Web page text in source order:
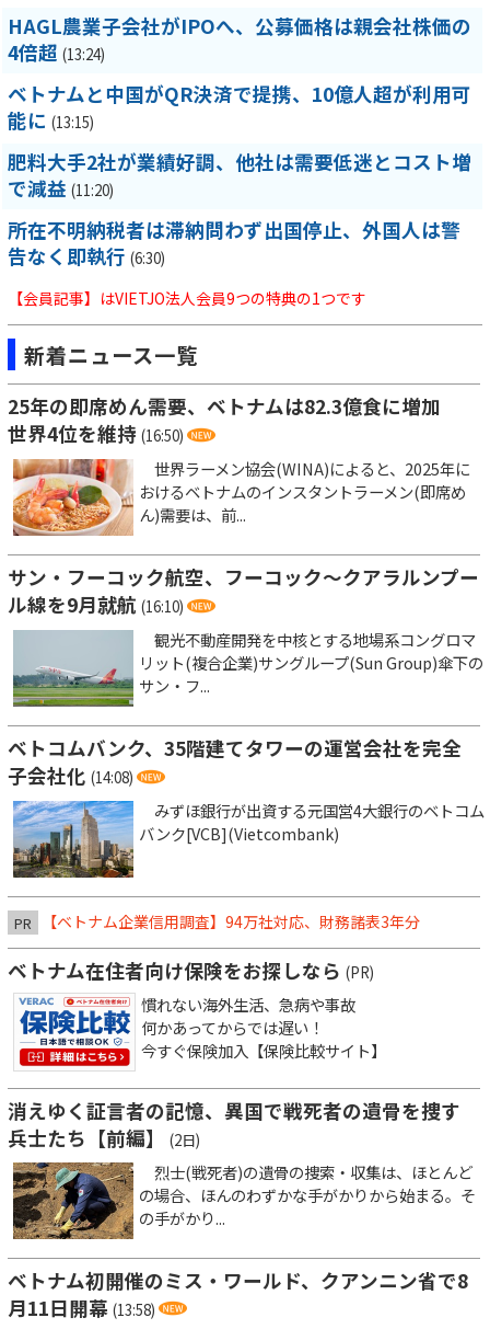
HAGL農業子会社がIPOへ、公募価格は親会社株価の
4倍超 (13:24)
ベトナムと中国がQR決済で提携、10億人超が利用可
能に (13:15)
肥料大手2社が業績好調、他社は需要低迷とコスト増
で減益 (11:20)
所在不明納税者は滞納問わず出国停止、外国人は警
告なく即執行 (6:30)
【会員記事】はVIETJO法人会員9つの特典の1つです
新着ニュース一覧
25年の即席めん需要、ベトナムは82.3億食に増加
世界4位を維持 (16:50)
世界ラーメン協会(WINA)によると、2025年に
おけるベトナムのインスタントラーメン(即席め
ん)需要は、前...
サン・フーコック航空、フーコック～クアラルンプー
ル線を9月就航 (16:10)
観光不動産開発を中核とする地場系コングロマ
リット(複合企業)サングループ(Sun Group)傘下の
サン・フ...
ベトコムバンク、35階建てタワーの運営会社を完全
子会社化 (14:08)
みずほ銀行が出資する元国営4大銀行のベトコム
バンク[VCB](Vietcombank)
PR 【ベトナム企業信用調査】94万社対応、財務諸表3年分
ベトナム在住者向け保険をお探しなら (PR)
慣れない海外生活、急病や事故
何かあってからでは遅い！
今すぐ保険加入【保険比較サイト】
消えゆく証言者の記憶、異国で戦死者の遺骨を捜す
兵士たち【前編】
(2日)
烈士(戦死者)の遺骨の捜索・収集は、ほとんど
の場合、ほんのわずかな手がかりから始まる。そ
の手がかり...
ベトナム初開催のミス・ワールド、クアンニン省で8
月11日開幕 (13:58)